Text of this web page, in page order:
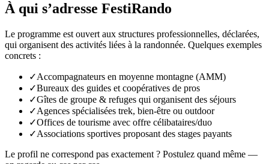
À qui s’adresse FestiRando
Le programme est ouvert aux structures professionnelles, déclarées,
qui organisent des activités liées à la randonnée. Quelques exemples
concrets :
✓Accompagnateurs en moyenne montagne (AMM)
✓Bureaux des guides et coopératives de pros
✓Gîtes de groupe & refuges qui organisent des séjours
✓Agences spécialisées trek, bien-être ou outdoor
✓Offices de tourisme avec offre célibataires/duo
✓Associations sportives proposant des stages payants
Le profil ne correspond pas exactement ? Postulez quand même —